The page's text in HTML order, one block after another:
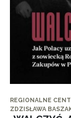
REGIONALNE
ZDZISŁAWA